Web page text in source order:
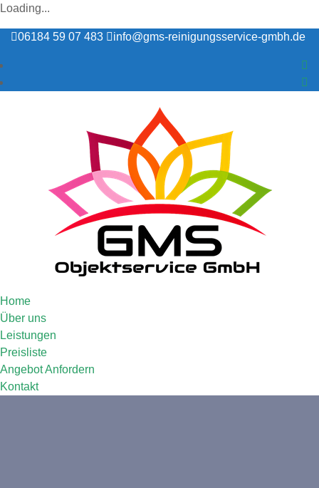
Loading...
06184 59 07 483 info@gms-reinigungsservice-gmbh.de
Home
Über uns
Leistungen
Preisliste
Angebot Anfordern
Kontakt